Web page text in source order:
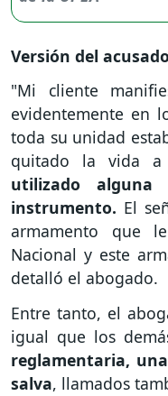
Versión del acusado
"Mi cliente
evidentemente en
toda su unidad
quitado la vida a
utilizado
instrumento. El
armamento que
Nacional y este
detalló el abogado.
Entre tanto, el
igual que los
reglamentaria,
salva, llamados